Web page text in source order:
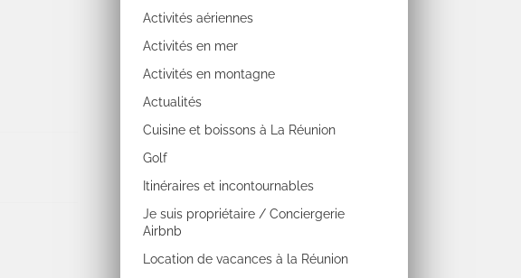
Activités aériennes
Activités en mer
Activités en montagne
Actualités
Cuisine et boissons à La Réunion
Golf
Itinéraires et incontournables
Je suis propriétaire / Conciergerie
Airbnb
Location de vacances à la Réunion